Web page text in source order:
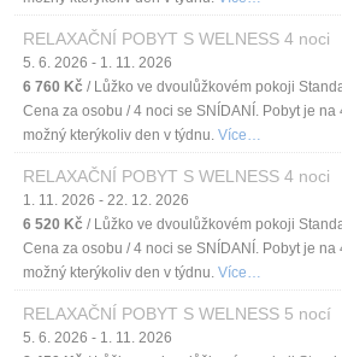
RELAXAČNÍ POBYT S WELNESS 4 noci
5. 6. 2026 - 1. 11. 2026
6 760 Kč / Lůžko ve dvoulůžkovém pokoji
Cena za osobu / 4 noci se SNÍDANÍ. Pobyt je
možný kterýkoliv den v týdnu. Více…
RELAXAČNÍ POBYT S WELNESS 4 noci
1. 11. 2026 - 22. 12. 2026
6 520 Kč / Lůžko ve dvoulůžkovém pokoji
Cena za osobu / 4 noci se SNÍDANÍ. Pobyt je
možný kterýkoliv den v týdnu. Více…
RELAXAČNÍ POBYT S WELNESS 5 nocí
5. 6. 2026 - 1. 11. 2026